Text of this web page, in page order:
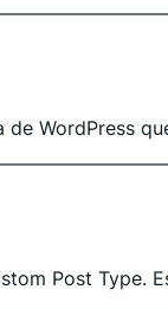
WordPress
Post